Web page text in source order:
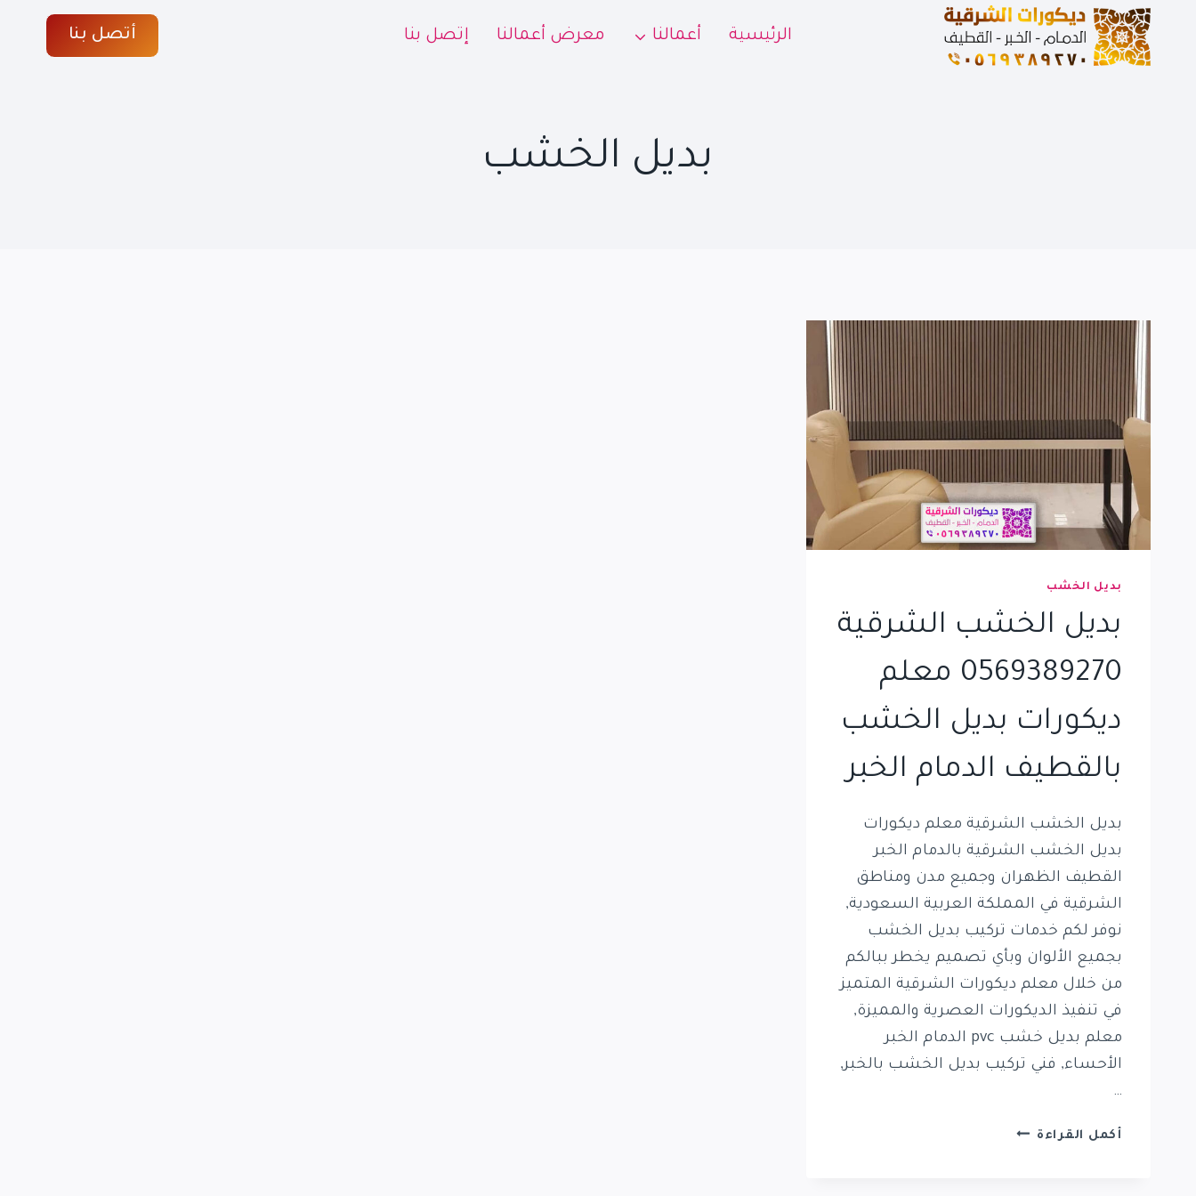
المحتوى
الرئيسية أعمالنا معرض أعمالنا إتصل بنا أتصل بنا
بديل الخشب
بديل الخشب
بديل الخشب الشرقية
0569389270 معلم
ديكورات بديل الخشب
بالقطيف الدمام الخبر
بديل الخشب الشرقية معلم ديكورات
بديل الخشب الشرقية بالدمام الخبر
القطيف الظهران وجميع مدن ومناطق
الشرقية في المملكة العربية السعودية,
نوفر لكم خدمات تركيب بديل الخشب
بجميع الألوان وبأي تصميم يخطر ببالكم
من خلال معلم ديكورات الشرقية المتميز
في تنفيذ الديكورات العصرية والمميزة,
معلم بديل خشب pvc الدمام الخبر
الأحساء, فني تركيب بديل الخشب بالخبر,
…
أكمل القراءة بديل